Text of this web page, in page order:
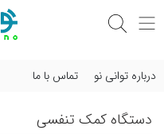
درباره توانی نو تماس با ما
دستگاه کمک تنفسی